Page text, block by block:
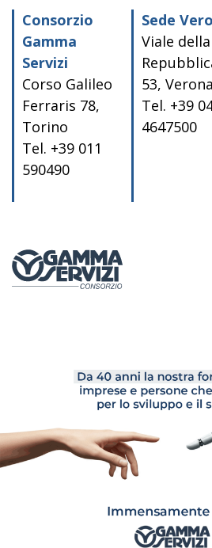
Consorzio
Gamma
Servizi
Corso Galileo
Ferraris 78,
Torino
Tel. +39 011
590490
Sede
Viale della
53, Verona
Tel. +39
4647500